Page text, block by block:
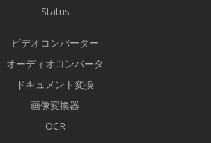
Status
ビデオコンバーター
オーディオコンバータ
ドキュメント変換
画像変換器
OCR